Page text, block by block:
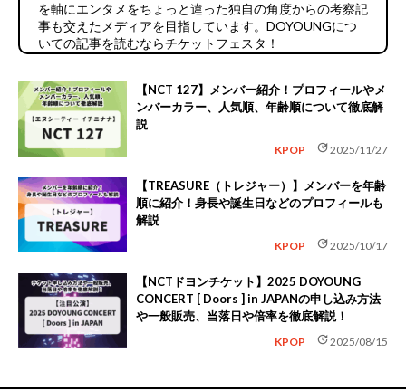
を軸にエンタメをちょっと違った独自の角度からの考察記
事も交えたメディアを目指しています。DOYOUNGにつ
いての記事を読むならチケットフェスタ！
【NCT 127】メンバー紹介！プロフィールやメ
ンバーカラー、人気順、年齢順について徹底解
説
KPOP update2025/11/27
【TREASURE（トレジャー）】メンバーを年齢
順に紹介！身長や誕生日などのプロフィールも
解説
KPOP update2025/10/17
【NCTドヨンチケット】2025 DOYOUNG
CONCERT [ Doors ] in JAPANの申し込み方法
や一般販売、当落日や倍率を徹底解説！
KPOP update2025/08/15